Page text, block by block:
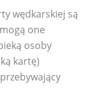
wędkarskiej są
one
osoby
kartę)